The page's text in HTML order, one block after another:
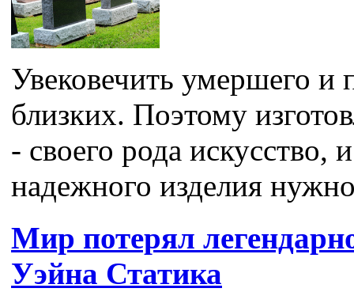
Увековечить умершего и
близких. Поэтому
- своего рода искусство,
надежного изделия
Мир потерял
Уэйна Статика